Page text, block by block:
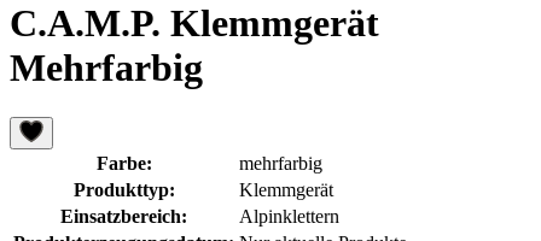
C.A.M.P. Klemmgerät
Mehrfarbig
Farbe:
mehrfarbig
Produkttyp:
Klemmgerät
Einsatzbereich:
Alpinklettern